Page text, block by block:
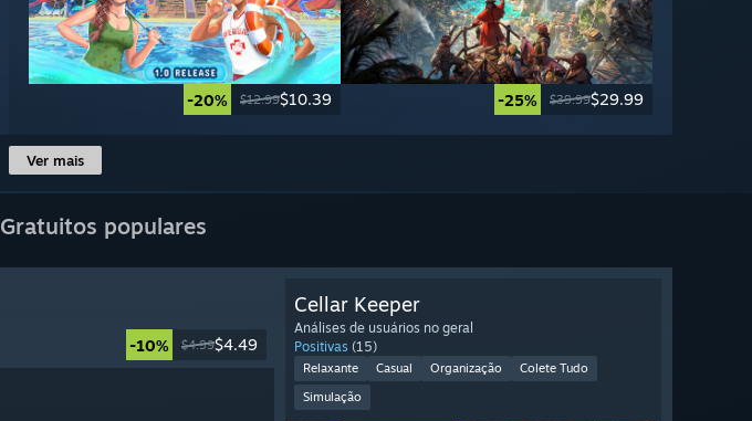
-20% $12.99$10.39 -25% $39.99$29.99
Ver mais
Gratuitos populares
-10% $4.99$4.49
Cellar Keeper
Análises de usuários no geral
Positivas (15)
Relaxante Casual Organização
Colete Tudo
Simulação